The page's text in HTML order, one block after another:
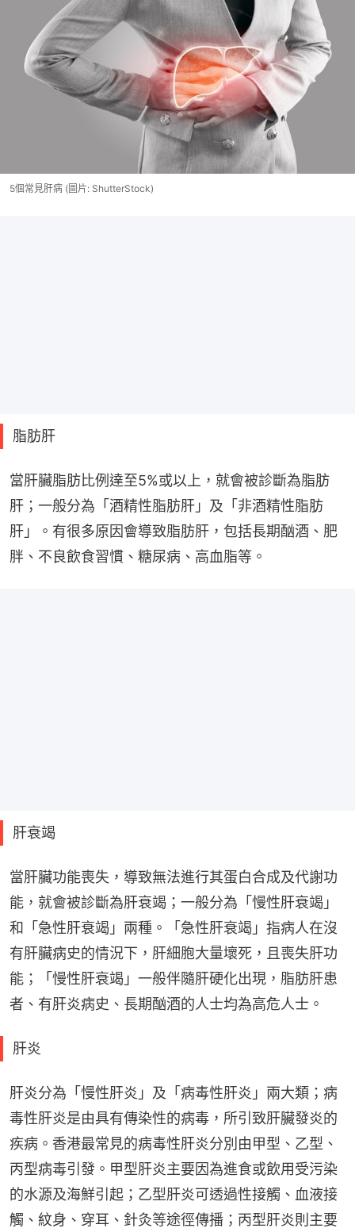
5個常見肝病 (圖片: ShutterStock)
脂肪肝
當肝臟脂肪比例達至5%或以上，就會被診斷為脂肪
肝；一般分為「酒精性脂肪肝」及「非酒精性脂肪
肝」。有很多原因會導致脂肪肝，包括長期酗酒、肥
胖、不良飲食習慣、糖尿病、高血脂等。
肝衰竭
當肝臟功能喪失，導致無法進行其蛋白合成及代謝功
能，就會被診斷為肝衰竭；一般分為「慢性肝衰竭」
和「急性肝衰竭」兩種。「急性肝衰竭」指病人在沒
有肝臟病史的情況下，肝細胞大量壞死，且喪失肝功
能；「慢性肝衰竭」一般伴隨肝硬化出現，脂肪肝患
者、有肝炎病史、長期酗酒的人士均為高危人士。
肝炎
肝炎分為「慢性肝炎」及「病毒性肝炎」兩大類；病
毒性肝炎是由具有傳染性的病毒，所引致肝臟發炎的
疾病。香港最常見的病毒性肝炎分別由甲型、乙型、
丙型病毒引發。甲型肝炎主要因為進食或飲用受污染
的水源及海鮮引起；乙型肝炎可透過性接觸、血液接
觸、紋身、穿耳、針灸等途徑傳播；丙型肝炎則主要